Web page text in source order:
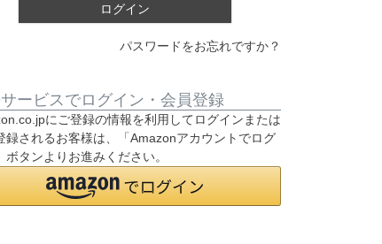
ログイン
パスワードをお忘れですか？
ービスでログイン・会員登録
にご登録の情報を利用してログインまたは
録されるお客様は、「Amazonアカウントでログ
ボタンよりお進みください。